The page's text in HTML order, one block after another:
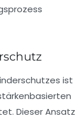
ist
Dieser Ansatz